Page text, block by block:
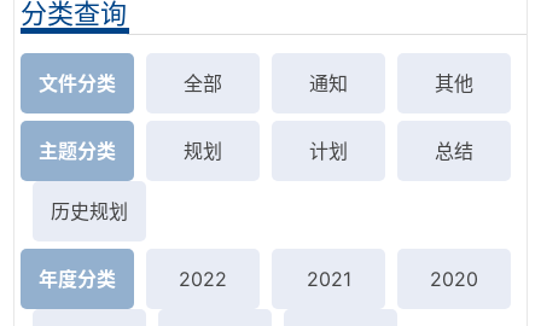
分类查询
文件分类 全部 通知 其他
主题分类 规划 计划 总结
历史规划
年度分类 2022 2021 2020